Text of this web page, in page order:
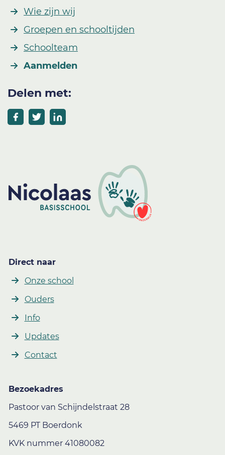
Wie zijn wij
Groepen en schooltijden
Schoolteam
Aanmelden
Delen met:
Direct naar
Onze school
Ouders
Info
Updates
Contact
Bezoekadres
Pastoor van Schijndelstraat 28
5469 PT Boerdonk
KVK nummer 41080082